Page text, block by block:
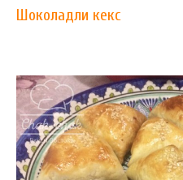
Шоколадли кекс